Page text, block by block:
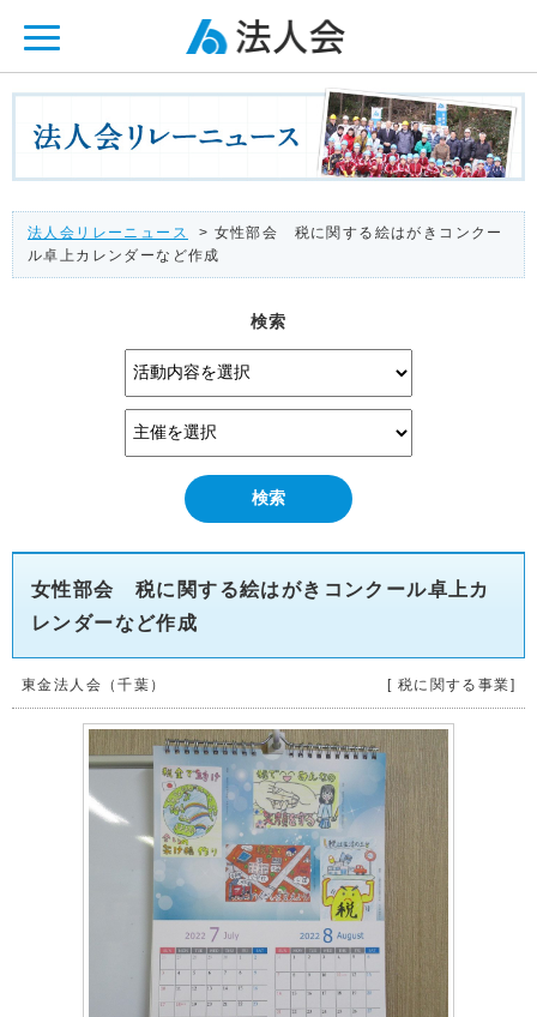
法人会リレーニュース
> 女性部会 税に関する絵はがきコンクー
ル卓上カレンダーなど作成
検索
女性部会 税に関する絵はがきコンクール卓上カ
レンダーなど作成
東金法人会（千葉） [ 税に関する事業]